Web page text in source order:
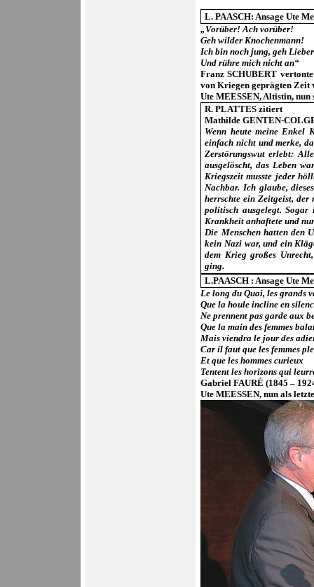
L. PAASCH: Ansage Ute
„Vorüber! Ach vorüber!
Geh wilder Knochenmann!
Ich bin noch jung, geh
Und rühre mich nicht an“
Franz SCHUBERT
von Kriegen geprägten Zeit
Ute MEESSEN, Altistin,
R. PLATTES zitiert
Mathilde GENTEN-
Wenn heute meine Enkel
einfach nicht und merke,
Zerstörungswut erlebt:
ausgelöscht, das Leben
Kriegszeit musste jeder
Nachbar. Ich glaube,
herrschte ein Zeitgeist, der
politisch ausgelegt. Sogar
Krankheit anhaftete und
Die Menschen hatten den
kein Nazi war, und ein
dem Krieg großes
ging.
L.PAASCH : Ansage Ute
Le long du Quai, les grands
Que la houle incline en
Ne prennent pas garde aux
Que la main des femmes
Mais viendra le jour des
Car il faut que les femmes
Et que les hommes curieux
Tentent les horizons qui
Gabriel FAURÉ (1845 –
Ute MEESSEN, nun als